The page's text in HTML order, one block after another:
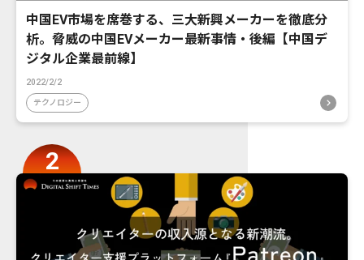
中国EV市場を席巻する、三大新興メーカーを徹底分
析。脅威の中国EVメーカー最新事情・後編【中国デ
ジタル企業最前線】
2022/2/2
テクノロジー